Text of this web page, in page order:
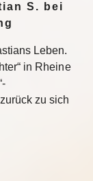
S. bei
Leben.
in Rheine
zu sich